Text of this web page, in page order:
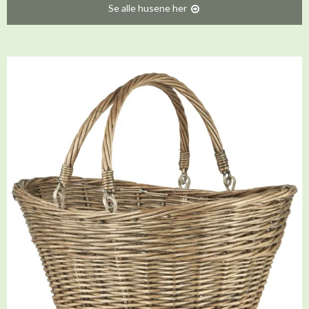
Se alle husene her